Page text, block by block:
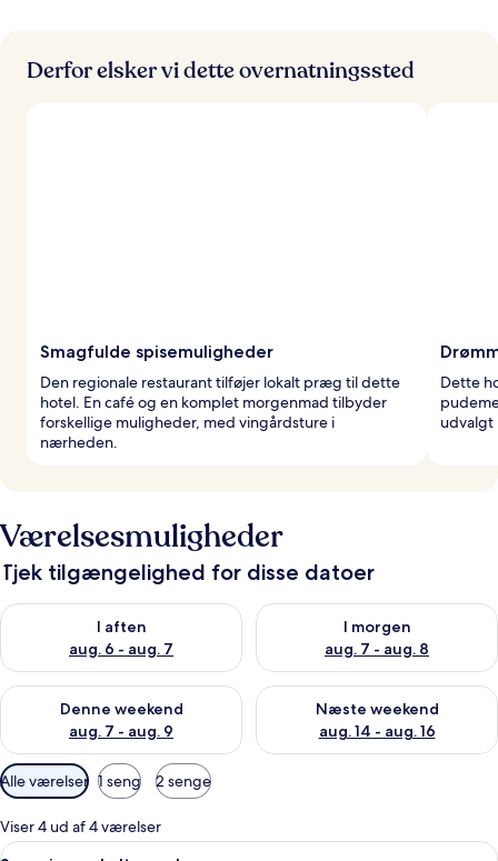
Derfor elsker vi dette overnatningssted
Smagfulde spisemuligheder
Den regionale restaurant tilføjer lokalt præg til dette
hotel. En café og en komplet morgenmad tilbyder
forskellige muligheder, med vingårdsture i
nærheden.
Dette
udvalgt
Værelsesmuligheder
Tjek tilgængelighed for disse datoer
I aften
aug. 6 - aug. 7
Tjek tilgængelighed for i aften aug. 6 - aug. 7
I morgen
aug. 7 - aug. 8
Tjek tilgængelighed for i
Denne weekend
aug. 7 - aug. 9
Tjek tilgængelighed for denne weekend aug. 7 - aug. 9
Næste weekend
aug. 14 - aug. 16
Tjek tilgængelighed for næste
Tilgængelige
filtre
for
værelser
Alle værelser 1 seng 2 senge
Viser 4 ud af 4 værelser
Indlæs
Et hotelværelse med seng, puder,